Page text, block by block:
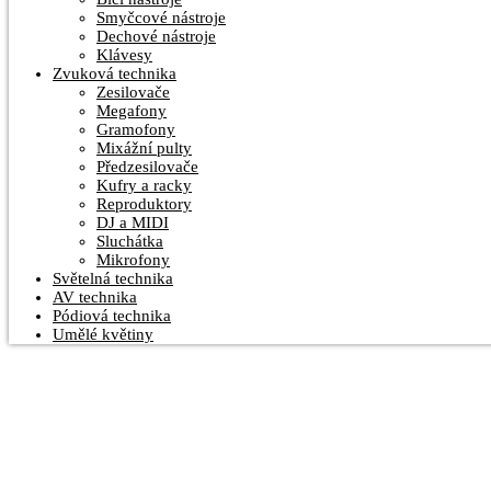
Smyčcové nástroje
Dechové nástroje
Klávesy
Zvuková technika
Zesilovače
Megafony
Gramofony
Mixážní pulty
Předzesilovače
Kufry a racky
Reproduktory
DJ a MIDI
Sluchátka
Mikrofony
Světelná technika
AV technika
Pódiová technika
Umělé květiny